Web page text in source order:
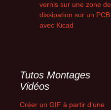
vernis sur une zone de
dissipation sur un PCB
avec Kicad
Tutos Montages
Vidéos
Créer un GIF à partir d’une